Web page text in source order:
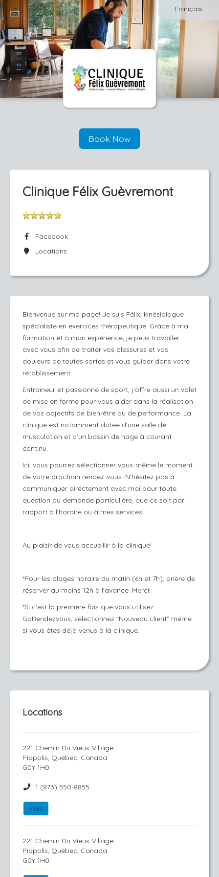
Français
Book Now
Clinique Félix Guèvremont
Facebook
Locations
Bienvenue sur ma page! Je suis Félix, kinésiologue
spécialiste en exercices thérapeutique. Grâce à ma
formation et à mon expérience, je peux travailler
avec vous afin de traiter vos blessures et vos
douleurs de toutes sortes et vous guider dans votre
rétablissement.
Entraineur et passionné de sport, j'offre aussi un volet
de mise en forme pour vous aider dans la réalisation
de vos objectifs de bien-être ou de performance. La
clinique est notamment dotée d'une salle de
musculation et d'un bassin de nage à courant
continu.
Ici, vous pourrez sélectionner vous-même le moment
de votre prochain rendez-vous. N'hésitez pas à
communiquer directement avec moi pour toute
question ou demande particulière, que ce soit par
rapport à l'horaire ou à mes services.
Au plaisir de vous accueillir à la clinique!
*Pour les plages horaire du matin (6h et 7h), prière de
réserver au moins 12h à l'avance. Merci!
*Si c'est la première fois que vous utilisez
GoRendezvous, sélectionnez "Nouveau client" même
si vous êtes déjà venus à la clinique.
Locations
221 Chemin Du Vieux-Village
Piopolis, Québec, Canada
G0Y 1H0
1 (873) 550-8855
Map
221 Chemin Du Vieux-Village
Piopolis, Québec, Canada
G0Y 1H0